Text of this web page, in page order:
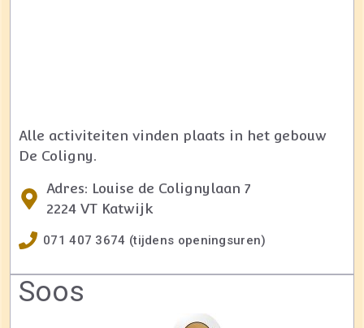
Alle activiteiten vinden plaats in het gebouw
De Coligny.
Adres: Louise de Colignylaan 7
2224 VT Katwijk
071 407 3674 (tijdens openingsuren)
Soos